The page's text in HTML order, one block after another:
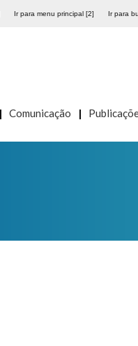
Ir para menu principal [2] Ir para
Comunicação